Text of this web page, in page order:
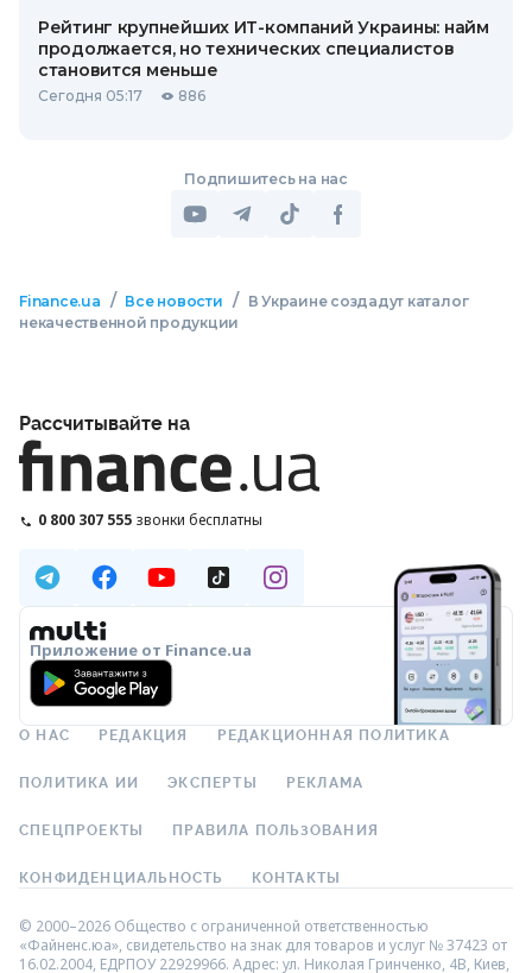
Рейтинг крупнейших ИТ-компаний Украины: найм
продолжается, но технических специалистов
становится меньше
Сегодня 05:17 886
Подпишитесь на нас
Finance.ua / Все новости /
В Украине создадут каталог
некачественной продукции
Рассчитывайте на
0 800 307 555 звонки бесплатны
Приложение от Finance.ua
О НАС РЕДАКЦИЯ РЕДАКЦИОННАЯ ПОЛИТИКА
ПОЛИТИКА ИИ ЭКСПЕРТЫ РЕКЛАМА
СПЕЦПРОЕКТЫ ПРАВИЛА ПОЛЬЗОВАНИЯ
КОНФИДЕНЦИАЛЬНОСТЬ КОНТАКТЫ
© 2000–2026 Общество с ограниченной ответственностью
«Файненс.юа», свидетельство на знак для товаров и услуг № 37423 от
16.02.2004, ЕДРПОУ 22929966. Адрес: ул. Николая Гринченко, 4В, Киев,